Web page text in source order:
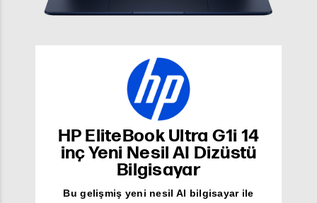
HP EliteBook Ultra G1i 14
inç Yeni Nesil AI Dizüstü
Bilgisayar
Bu gelişmiş yeni nesil AI bilgisayar ile